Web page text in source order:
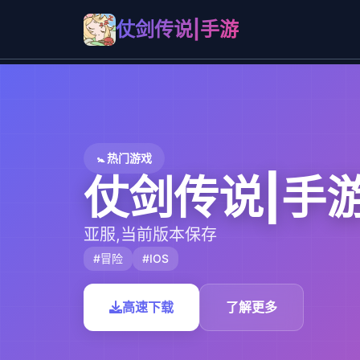
仗剑传说|手游
🚼 热门游戏
仗剑传说|手
亚服,当前版本保存
#冒险 #IOS
高速下载 了解更多